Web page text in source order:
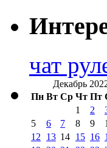
чат
Декабрь
Пн Вт Ср Чт Пт
1 2
5
6 7 8 9
12
13 14 15 16